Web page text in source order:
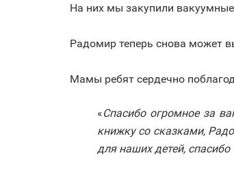
На них мы закупили
Радомир теперь снова может
Мамы ребят сердечно
«Спасибо огромное за
книжку со сказками,
для наших детей,